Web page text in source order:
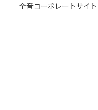
全音コーポレートサイト